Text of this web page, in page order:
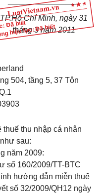
Đã biết
hiệu lực: Đã biết
TP.Hồ Chí Minh, ngày 31
tháng 3 năm 2011
504, tầng 5, 37 Tôn
thu nhập cá nhân
sau:
năm 2009:
số 160/2009/TT-BTC
hướng dẫn miễn thuế
số 32/2009/QH12 ngày